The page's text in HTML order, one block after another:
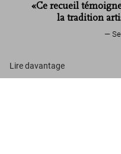
«Ce recueil
la tradition
Lire davantage